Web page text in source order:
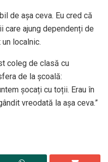
de așa ceva. Eu cred că
care ajung dependenți de
localnic.
coleg de clasă cu
de la școală:
șocați cu toții. Erau în
vreodată la așa ceva.”